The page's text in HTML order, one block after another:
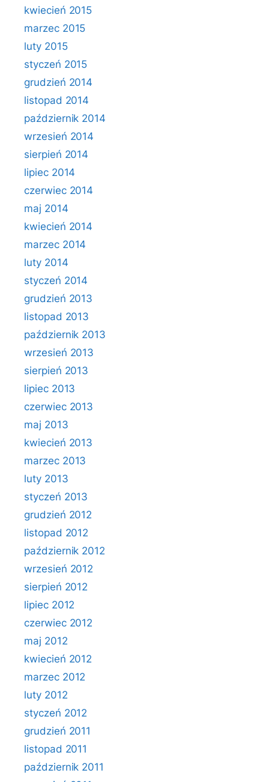
kwiecień 2015
marzec 2015
luty 2015
styczeń 2015
grudzień 2014
listopad 2014
październik 2014
wrzesień 2014
sierpień 2014
lipiec 2014
czerwiec 2014
maj 2014
kwiecień 2014
marzec 2014
luty 2014
styczeń 2014
grudzień 2013
listopad 2013
październik 2013
wrzesień 2013
sierpień 2013
lipiec 2013
czerwiec 2013
maj 2013
kwiecień 2013
marzec 2013
luty 2013
styczeń 2013
grudzień 2012
listopad 2012
październik 2012
wrzesień 2012
sierpień 2012
lipiec 2012
czerwiec 2012
maj 2012
kwiecień 2012
marzec 2012
luty 2012
styczeń 2012
grudzień 2011
listopad 2011
październik 2011